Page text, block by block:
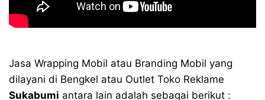
Jasa Wrapping Mobil atau Branding Mobil yang
dilayani di Bengkel atau Outlet Toko Reklame
Sukabumi antara lain adalah sebagai berikut :